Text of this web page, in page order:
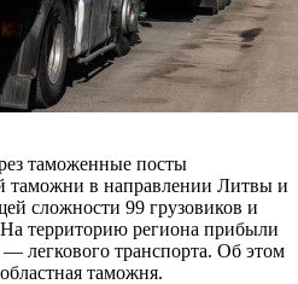
таможенные посты
таможни в направлении Литвы и
сложности 99 грузовиков и
территорию региона прибыли
легкового транспорта. Об этом
таможня.